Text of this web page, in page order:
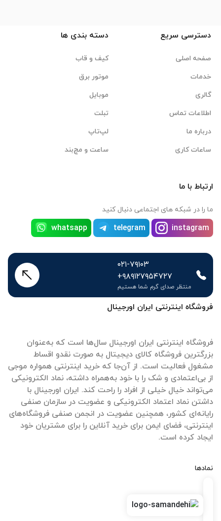
فروشگاه اینترنتی ایران اورجینال
فروشگاه اینترنتی ایران اورجینال سال‌ها است که به‌عنوان
بزرگترین فروشگاه کالای دیجیتال به صورت نقدو اقساط
مشغول فعالیت است. از آن‌جا که خرید اینترنتی همواره موجی
از بی‌اعتمادی و شک را با خود به‌همراه داشته، نماد الکترونیکی
می‌تواند خیال خیلی از افراد را راحت کند. ایران اورجینال با
داشتن نماد اعتماد الکترونیکی و عضویت در سازمان صنفی
رایانه‌ای کشور، همچنین عضویت در انجمن صنفی فروشگاه‌های
اینترنتی، فضای ایمن برای خرید آنلاین را برای مشتریان خود
ایجاد کرده است.
نمادها
دسترسی سریع
صفحه اصلی
خدمات
گالری
اطلاعات تماس
درباره ما
ساعات کاری
دسته بندی ها
کیف و قاب
موتور برق
موبایل
تبلت
لپ‌تاپ
ساعت و مچ‌بند
ارتباط با ما
ما را در شبکه های اجتماعی دنبال کنید
instagram
telegram
whatsapp
۰۲۱-۷۹۱۰۳
+۹۸۹۱۲۷۹۵۴۷۲۷
منتظر صدای گرم شما هستیم